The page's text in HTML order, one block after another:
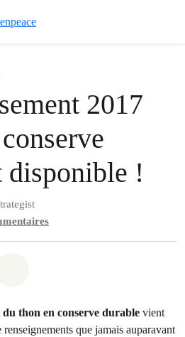
2017
disponible !
du thon en conserve durable vient
que jamais auparavant